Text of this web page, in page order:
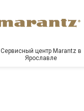
Сервисный центр Marantz в
Ярославле